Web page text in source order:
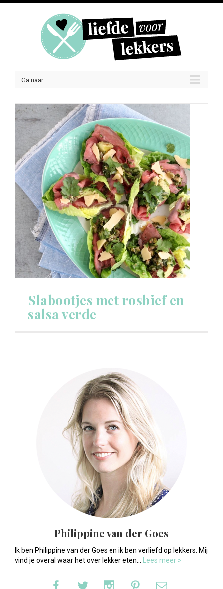
Ga naar...
Slabootjes met rosbief en
salsa verde
Philippine van der Goes
Ik ben Philippine van der Goes en ik ben verliefd op lekkers. Mij
vind je overal waar het over lekker eten...
Lees meer >